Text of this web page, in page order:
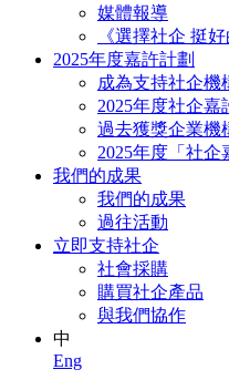
媒體報導
《選擇社企 挺
2025年度嘉許計劃
成為支持社企機
2025年度社企嘉
過去獲獎企業機
2025年度「社
我們的成果
我們的成果
過往活動
立即支持社企
社會採購
購買社企產品
與我們協作
中
Eng